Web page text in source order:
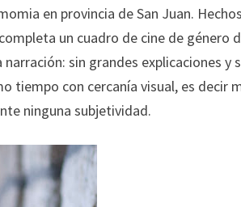
en provincia de San Juan. Hechos
un cuadro de cine de género
sin grandes explicaciones y
tiempo con cercanía visual, es decir
ninguna subjetividad.